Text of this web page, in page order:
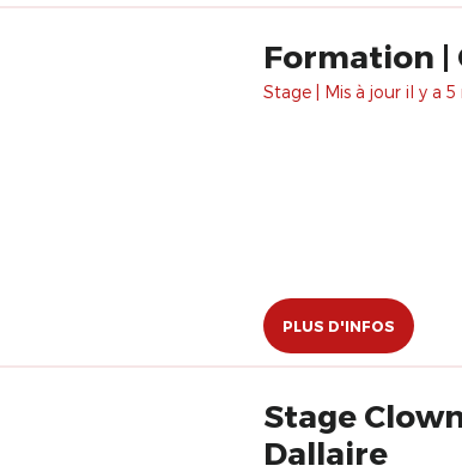
Formation |
Stage | Mis à jour il y a 5
PLUS D'INFOS
Stage
Dallaire